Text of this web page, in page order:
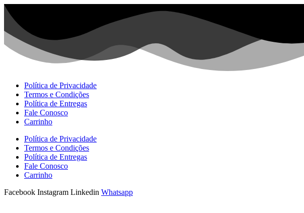
Ir
para
conteúdo
Política de Privacidade
Termos e Condições
Política de Entregas
Fale Conosco
Carrinho
Política de Privacidade
Termos e Condições
Política de Entregas
Fale Conosco
Carrinho
Facebook Instagram Linkedin Whatsapp